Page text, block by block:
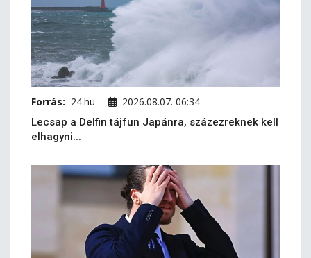
Forrás: 24.hu 2026.08.07. 06:34
Lecsap a Delfin tájfun Japánra, százezreknek kell
elhagyni...